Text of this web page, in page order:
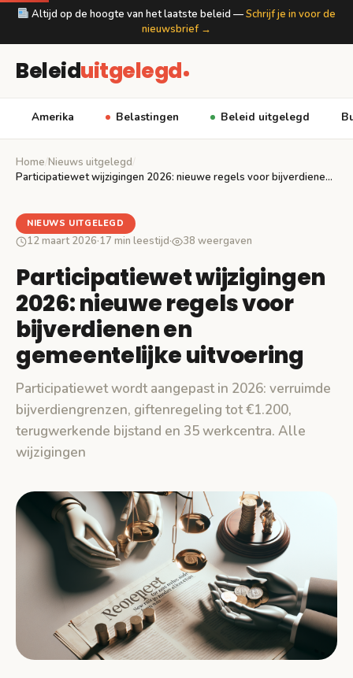
Altijd op de hoogte van het laatste beleid —Schrijf je in voor de
nieuwsbrief →
Beleiduitgelegd
Amerika Belastingen Beleid uitgelegd
Home Nieuws uitgelegd
Participatiewet wijzigingen 2026: nieuwe regels voor bijverdienen en…
NIEUWS UITGELEGD
12 maart 2026·17 min leestijd· 38 weergaven
Participatiewet wijzigingen
2026: nieuwe regels voor
bijverdienen en
gemeentelijke uitvoering
Participatiewet wordt aangepast in 2026: verruimde
bijverdiengrenzen, giftenregeling tot €1.200,
terugwerkende bijstand en 35 werkcentra. Alle
wijzigingen